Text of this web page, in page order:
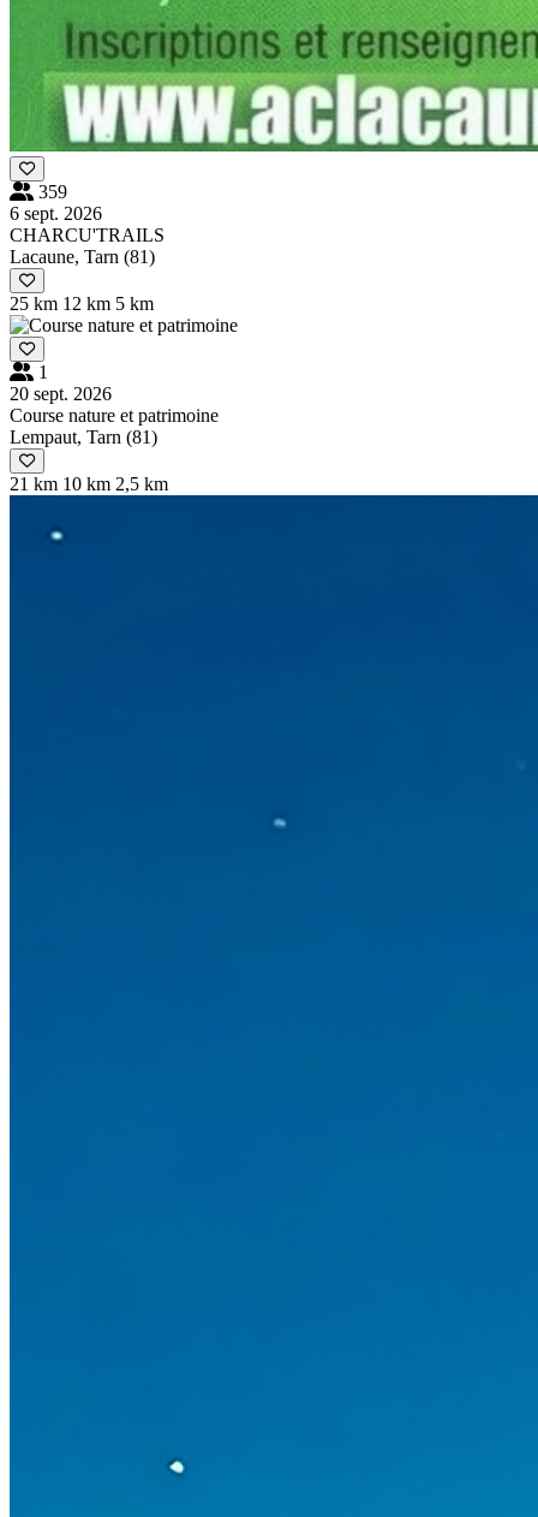
359
6 sept. 2026
CHARCU'TRAILS
Lacaune, Tarn (81)
25 km 12 km 5 km
1
20 sept. 2026
Course nature et patrimoine
Lempaut, Tarn (81)
21 km 10 km 2,5 km